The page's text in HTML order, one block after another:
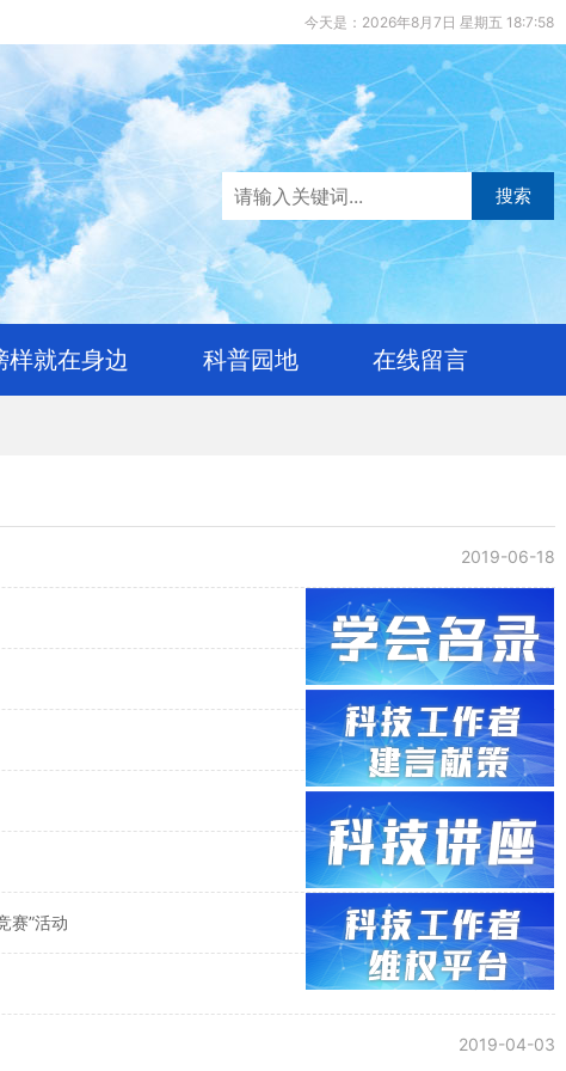
今天是：2026年8月7日 星期五 18:7:58
搜索
样就在身边 科普园地 在线留言
2019-06-18
2019-05-24
2019-05-20
2019-04-30
2019-04-24
2019-04-16
赛”活动
2019-04-15
2019-04-03